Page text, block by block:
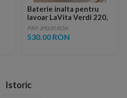
Baterie inalta pentru
lavoar LaVita Verdi 220,
fara ventil, brushed
copper
PRP: 890.00 RON
530.00 RON
Istoric